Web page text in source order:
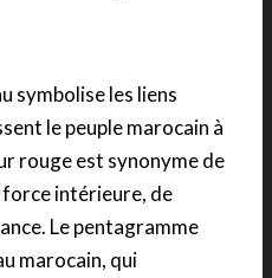
symbolise les liens
le peuple marocain à
rouge est synonyme de
force intérieure, de
Le pentagramme
marocain, qui